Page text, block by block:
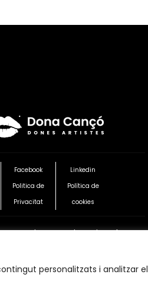
personalitzats i analitzar el
Facebook
Linkedin
Politica de
Privacitat
Política de
cookies
Organitzacional